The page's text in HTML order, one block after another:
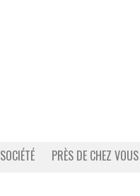
SOCIÉTÉ PRÈS DE CHEZ VOUS